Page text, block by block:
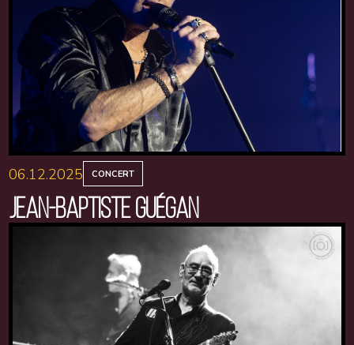
06.12.2025 CONCERT
JEAN-BAPTISTE GUÉGAN